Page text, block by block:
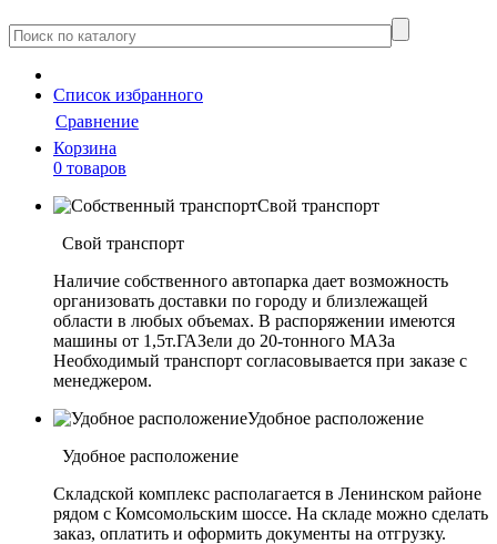
Cписок избранного
Сравнение
Корзина
0 товаров
Свой транспорт
Свой транспорт
Наличие собственного автопарка дает возможность
организовать доставки по городу и близлежащей
области в любых объемах. В распоряжении имеются
машины от 1,5т.ГАЗели до 20-тонного МАЗа
Необходимый транспорт согласовывается при заказе с
менеджером.
Удобное расположение
Удобное расположение
Складской комплекс располагается в Ленинском районе
рядом с Комсомольским шоссе. На складе можно сделать
заказ, оплатить и оформить документы на отгрузку.